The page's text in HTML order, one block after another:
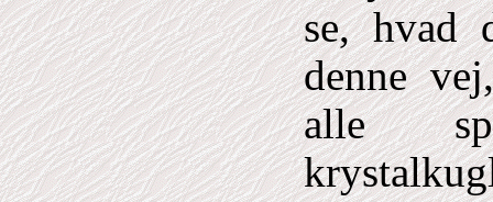
se, hvad
denne
alle